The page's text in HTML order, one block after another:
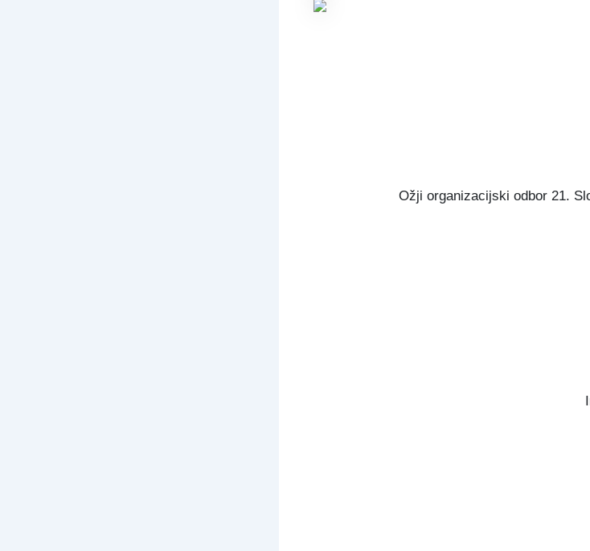
Ožji organizacijski odbor 21.